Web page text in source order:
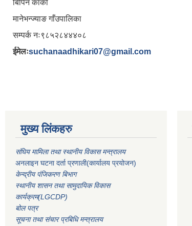
बिपिन कार्की
मानेभन्ज्याङ गाँउपालिका
सम्पर्क नः९८५२८४४४०८
ईमेलःsuchanaadhikari07@gmail.com
मुख्य लिंकहरु
संघिय मामिला तथा स्थानीय विकास मन्त्रालय
अनलाइन घटना दर्ता प्रणाली(कार्यालय प्रयोजन)
केन्द्रीय पंजिकरण बिभाग
स्थानीय शासन तथा सामुदायिक विकास
कार्यक्रम(LGCDP)
बोल पत्र
सूचना तथा संचार प्रबिधि मन्त्रालय